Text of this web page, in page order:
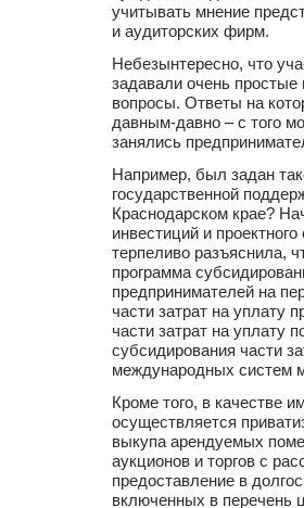
учитывать мнение
и аудиторских фирм.
Небезынтересно, что
задавали очень
вопросы. Ответы на
давным-давно – с того
занялись
Например, был задан
государственной
Краснодарском крае?
инвестиций и
терпеливо разъяснила,
программа
предпринимателей на
части затрат на уплату
части затрат на уплату
субсидирования части
международных систем
Кроме того, в качестве
осуществляется
выкупа арендуемых
аукционов и торгов с
предоставление в
включенных в перечень